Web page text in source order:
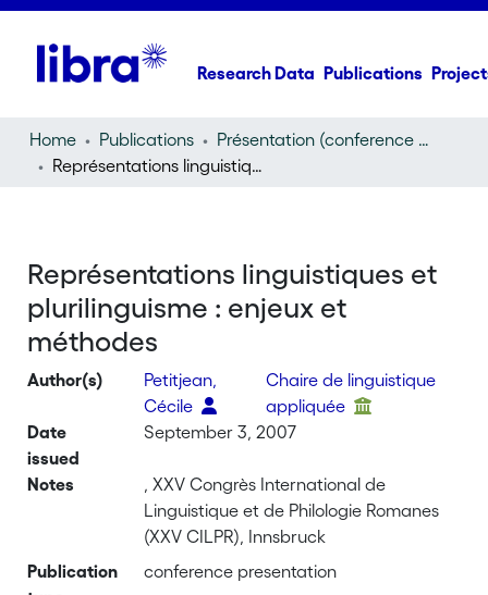
Research Data Publications
Home Publications
Présentation (conference presentation)
Représentations linguistiques et plurilinguisme : enjeux et méthodes
Représentations linguistiques et
plurilinguisme : enjeux et
méthodes
Author(s)
Petitjean,
Cécile
Chaire de linguistique
appliquée
Date
issued
September 3, 2007
Notes
, XXV Congrès International de
Linguistique et de Philologie Romanes
(XXV CILPR), Innsbruck
Publication
conference presentation